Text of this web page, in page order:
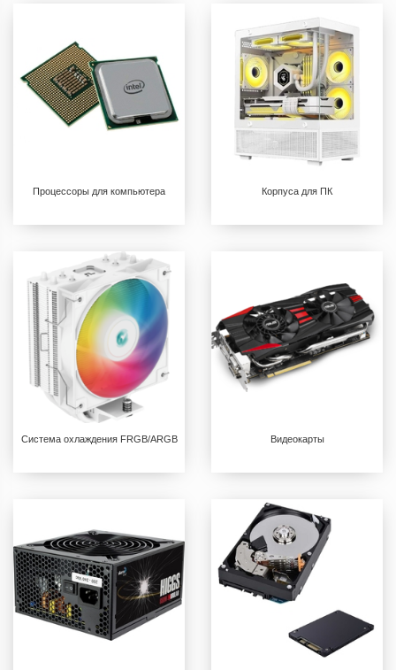
Процессоры для компьютера Корпуса для ПК
Система охлаждения FRGB/ARGB Видеокарты